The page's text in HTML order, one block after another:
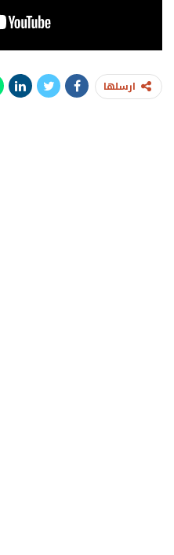
ارسلها